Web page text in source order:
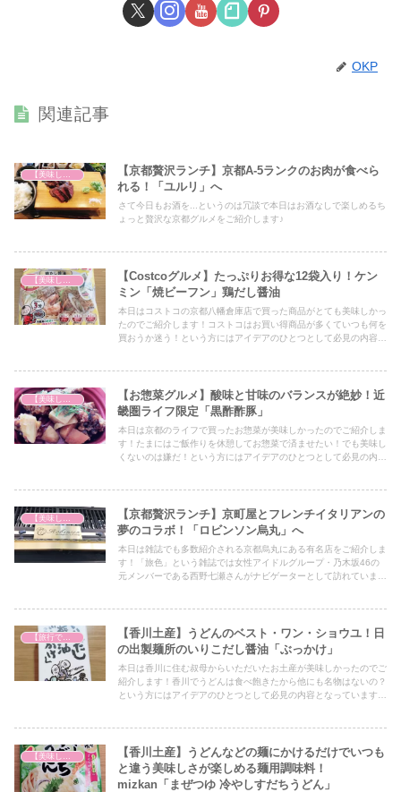
OKP
関連記事
【美味しいは正義】
【京都贅沢ランチ】京都A-5ランクのお肉が食べら
れる！「ユルリ」へ
さて今日もお酒を...というのは冗談で本日はお酒なしで楽しめるち
ょっと贅沢な京都グルメをご紹介します♪
【美味しいは正義】
【Costcoグルメ】たっぷりお得な12袋入り！ケン
ミン「焼ビーフン」鶏だし醤油
本日はコストコの京都八幡倉庫店で買った商品がとても美味しかっ
たのでご紹介します！コストコはお買い得商品が多くていつも何を
買おうか迷う！という方にはアイデアのひとつとして必見の内容と
【お惣菜グルメ】酸味と甘味のバランスが絶妙！近
畿圏ライフ限定「黒酢酢豚」
本日は京都のライフで買ったお惣菜が美味しかったのでご紹介しま
す！たまにはご飯作りを休憩してお惣菜で済ませたい！でも美味し
くないのは嫌だ！という方にはアイデアのひとつとして必見の内容
【京都贅沢ランチ】京町屋とフレンチイタリアンの
夢のコラボ！「ロビンソン烏丸」へ
本日は雑誌でも多数紹介される京都烏丸にある有名店をご紹介しま
す！「旅色」という雑誌では女性アイドルグループ・乃木坂46の
元メンバーである西野七瀬さんがナビゲーターとして訪れていま
【香川土産】うどんのベスト・ワン・ショウユ！日
の出製麺所のいりこだし醤油「ぶっかけ」
本日は香川に住む叔母からいただいたお土産が美味しかったのでご
紹介します！香川でうどんは食べ飽きたから他にも名物はないの？
という方にはアイデアのひとつとして必見の内容となっていますの
【香川土産】うどんなどの麺にかけるだけでいつも
と違う美味しさが楽しめる麺用調味料！
mizkan「まぜつゆ 冷やしすだちうどん」